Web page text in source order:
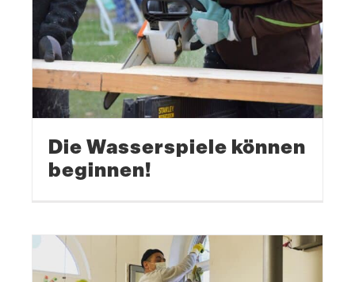
Die Wasser­spiele können
beginnen!